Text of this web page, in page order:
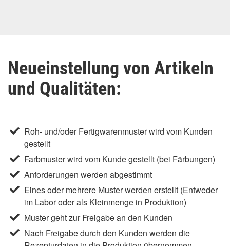
Neueinstellung von Artikeln
und Qualitäten:
Roh- und/oder Fertigwarenmuster wird vom Kunden
gestellt
Farbmuster wird vom Kunde gestellt (bei Färbungen)
Anforderungen werden abgestimmt
Eines oder mehrere Muster werden erstellt (Entweder
im Labor oder als Kleinmenge in Produktion)
Muster geht zur Freigabe an den Kunden
Nach Freigabe durch den Kunden werden die